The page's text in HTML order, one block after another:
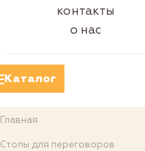
контакты
о нас
Каталог
Главная
Столы для переговоров